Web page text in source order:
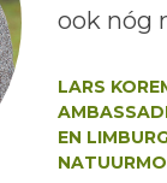
ook nóg
LARS
EN